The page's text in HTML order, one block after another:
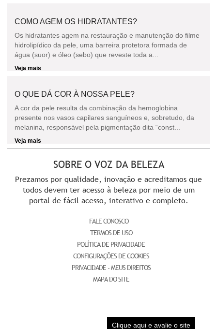
COMO AGEM OS HIDRATANTES?
Os hidratantes agem na restauração e manutenção do filme
hidrolipídico da pele, uma barreira protetora formada de
água (suor) e óleo (sebo) que reveste toda a...
Veja mais
O QUE DÁ COR À NOSSA PELE?
A cor da pele resulta da combinação da hemoglobina
presente nos vasos capilares sanguíneos e, sobretudo, da
melanina, responsável pela pigmentação dita “const...
Veja mais
Clique aqui e avalie o site
SOBRE O VOZ DA BELEZA
Prezamos por qualidade, inovação e acreditamos que
todos devem ter acesso à beleza por meio de um
portal de fácil acesso, interativo e completo.
FALE CONOSCO
TERMOS DE USO
POLÍTICA DE PRIVACIDADE
CONFIGURAÇÕES DE COOKIES
PRIVACIDADE - MEUS DIREITOS
MAPA DO SITE